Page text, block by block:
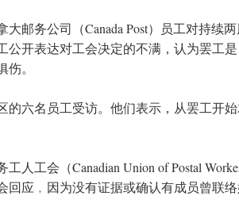
大邮务公司（Canada Post）员工对持续
公开表达对工会决定的不满，认为罢工
。
的六名员工受访。他们表示，从罢工开
人工会（Canadian Union of Postal
回应﹐因为没有证据或确认有成员曾联